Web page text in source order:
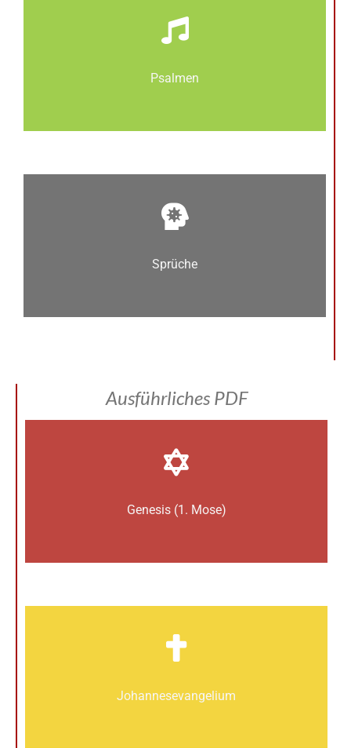
Psalmen
Sprüche
Ausführliches PDF
Genesis (1. Mose)
Johannes­­evangelium